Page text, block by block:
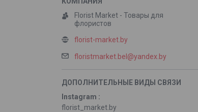
Florist Market - Товары для
флористов
florist-market.by
floristmarket.bel@yandex.by
Instagram
florist_market.by